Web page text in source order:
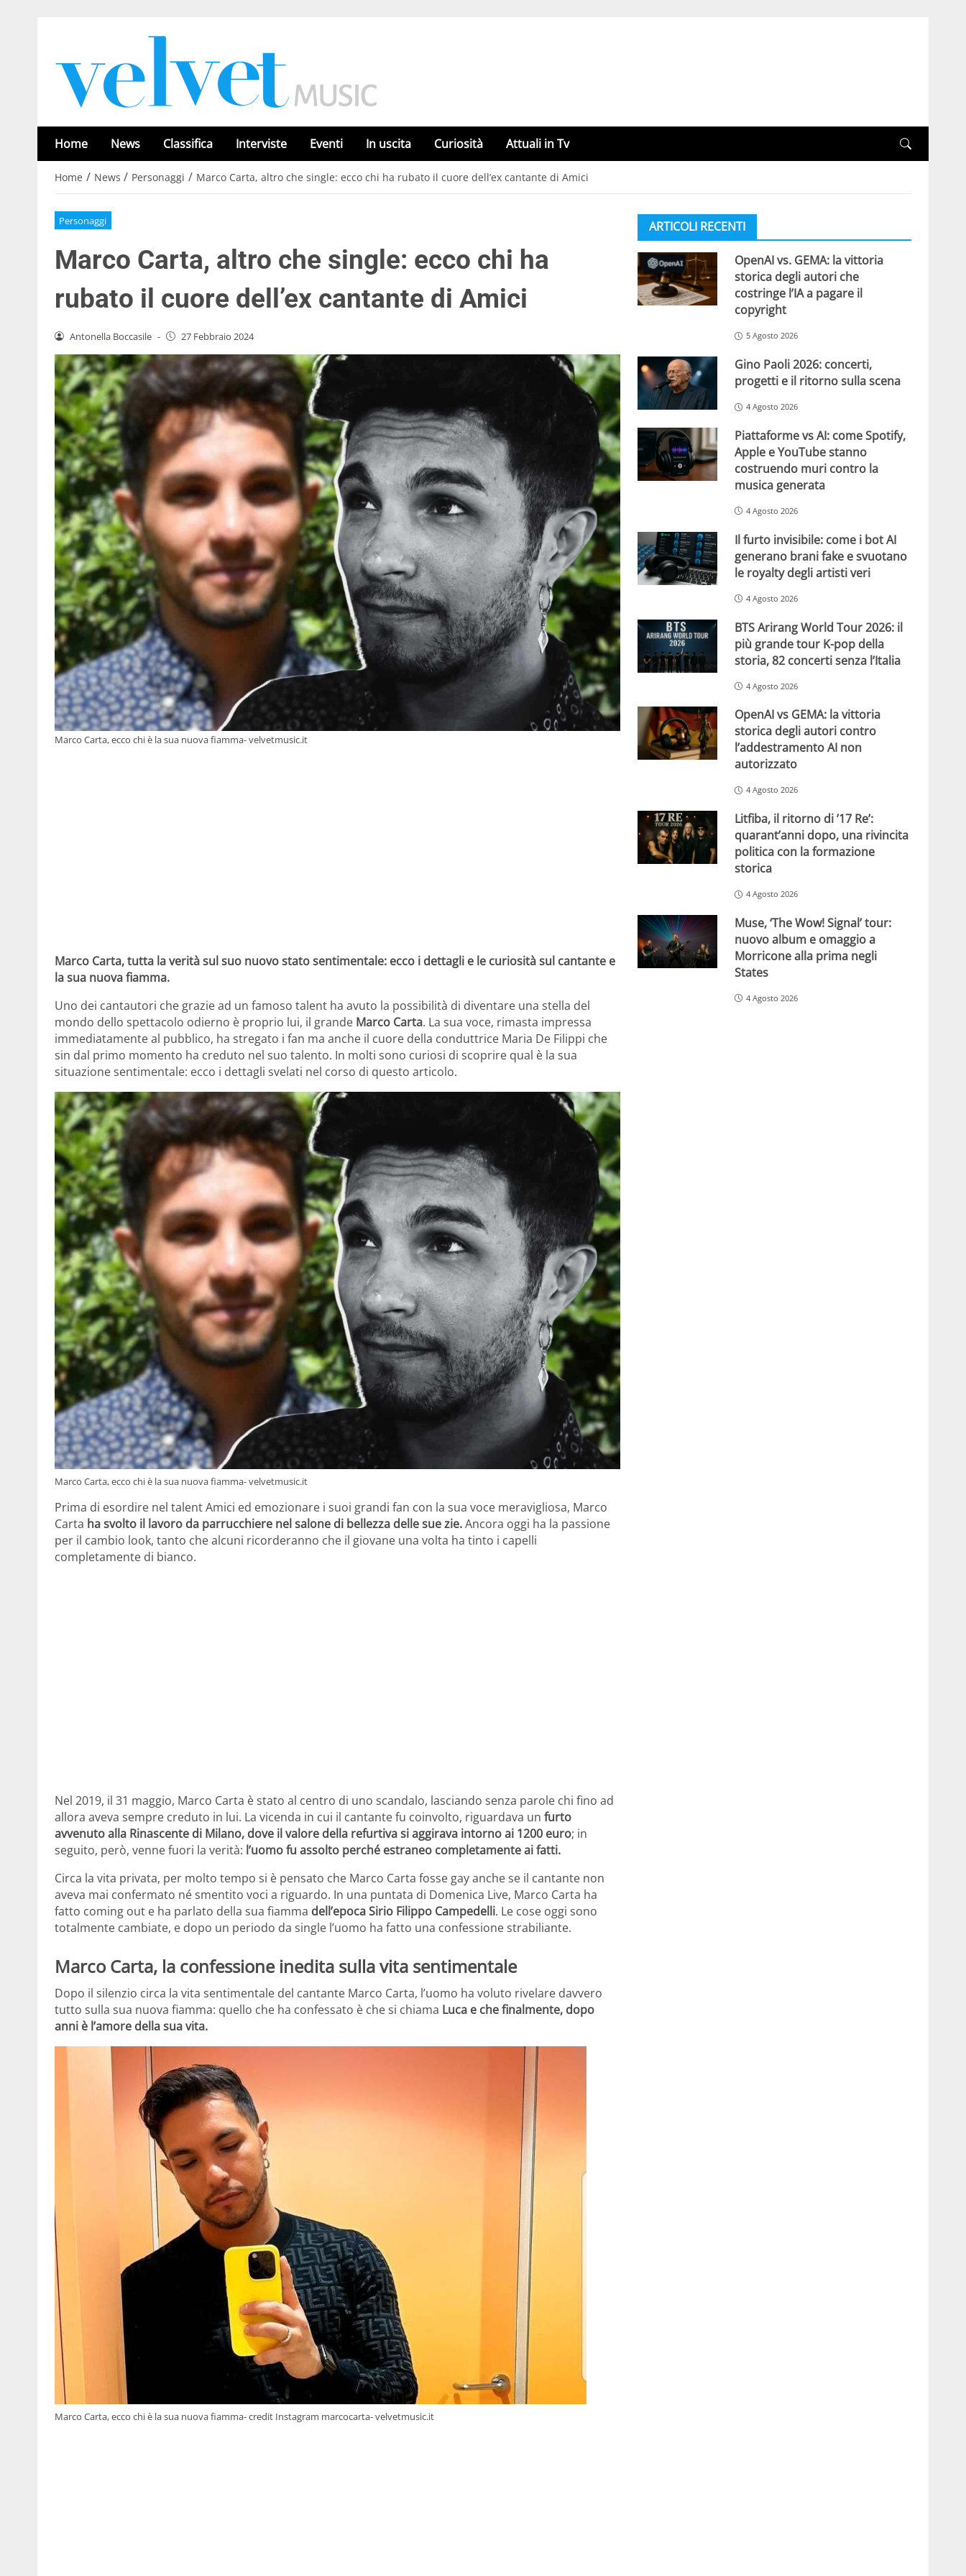
Home News Classifica Interviste Eventi In uscita Curiosità Attuali in Tv
Home / News / Personaggi / Marco Carta, altro che single: ecco chi ha rubato il cuore dell’ex cantante di Amici
Personaggi
Marco Carta, altro che single: ecco chi ha
rubato il cuore dell’ex cantante di Amici
Antonella Boccasile - 27 Febbraio 2024
Marco Carta, ecco chi è la sua nuova fiamma- velvetmusic.it
Marco Carta, tutta la verità sul suo nuovo stato sentimentale: ecco i dettagli e le curiosità sul cantante e
la sua nuova fiamma.
Uno dei cantautori che grazie ad un famoso talent ha avuto la possibilità di diventare una stella del
mondo dello spettacolo odierno è proprio lui, il grande Marco Carta. La sua voce, rimasta impressa
immediatamente al pubblico, ha stregato i fan ma anche il cuore della conduttrice Maria De Filippi che
sin dal primo momento ha creduto nel suo talento. In molti sono curiosi di scoprire qual è la sua
situazione sentimentale: ecco i dettagli svelati nel corso di questo articolo.
Marco Carta, ecco chi è la sua nuova fiamma- velvetmusic.it
Prima di esordire nel talent Amici ed emozionare i suoi grandi fan con la sua voce meravigliosa, Marco
Carta ha svolto il lavoro da parrucchiere nel salone di bellezza delle sue zie.Ancora oggi ha la passione
per il cambio look, tanto che alcuni ricorderanno che il giovane una volta ha tinto i capelli
completamente di bianco.
Nel 2019, il 31 maggio, Marco Carta è stato al centro di uno scandalo, lasciando senza parole chi fino ad
allora aveva sempre creduto in lui. La vicenda in cui il cantante fu coinvolto, riguardava un furto
avvenuto alla Rinascente di Milano, dove ilvalore della refurtiva si aggirava intorno ai 1200 euro; in
seguito, però, venne fuori la verità: l’uomo fu assolto perché estraneo completamente ai fatti.
Circa la vita privata, per molto tempo si è pensato che Marco Carta fosse gay anche se il cantante non
aveva mai confermato né smentito voci a riguardo. In una puntata di Domenica Live, Marco Carta ha
fatto coming out e ha parlato della sua fiamma dell’epoca Sirio Filippo Campedelli. Le cose oggi sono
totalmente cambiate, e dopo un periodo da single l’uomo ha fatto una confessione strabiliante.
Marco Carta, la confessione inedita sulla vita sentimentale
Dopo il silenzio circa la vita sentimentale del cantante Marco Carta, l’uomo ha voluto rivelare davvero
tutto sulla sua nuova fiamma: quello che ha confessato è che si chiama Luca e che finalmente, dopo
anni è l’amore della sua vita.
Marco Carta, ecco chi è la sua nuova fiamma- credit Instagram marcocarta- velvetmusic.it
ARTICOLI RECENTI
OpenAI vs. GEMA: la vittoria
storica degli autori che
costringe l’IA a pagare il
copyright
5 Agosto 2026
Gino Paoli 2026: concerti,
progetti e il ritorno sulla scena
4 Agosto 2026
Piattaforme vs AI: come Spotify,
Apple e YouTube stanno
costruendo muri contro la
musica generata
4 Agosto 2026
Il furto invisibile: come i bot AI
generano brani fake e svuotano
le royalty degli artisti veri
4 Agosto 2026
BTS Arirang World Tour 2026: il
più grande tour K-pop della
storia, 82 concerti senza l’Italia
4 Agosto 2026
OpenAI vs GEMA: la vittoria
storica degli autori contro
l’addestramento AI non
autorizzato
4 Agosto 2026
Litfiba, il ritorno di ’17 Re’:
quarant’anni dopo, una rivincita
politica con la formazione
storica
4 Agosto 2026
Muse, ‘The Wow! Signal’ tour:
nuovo album e omaggio a
Morricone alla prima negli
States
4 Agosto 2026